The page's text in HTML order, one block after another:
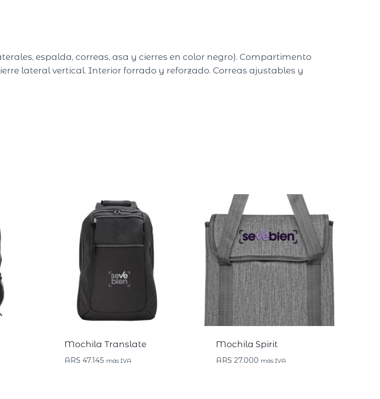
espalda, correas, asa y cierres en color negro). Compartimento
lateral vertical. Interior forrado y reforzado. Correas ajustables y
Mochila Translate
ARS 47.145 más IVA
Mochila Spirit
ARS 27.000 más IVA